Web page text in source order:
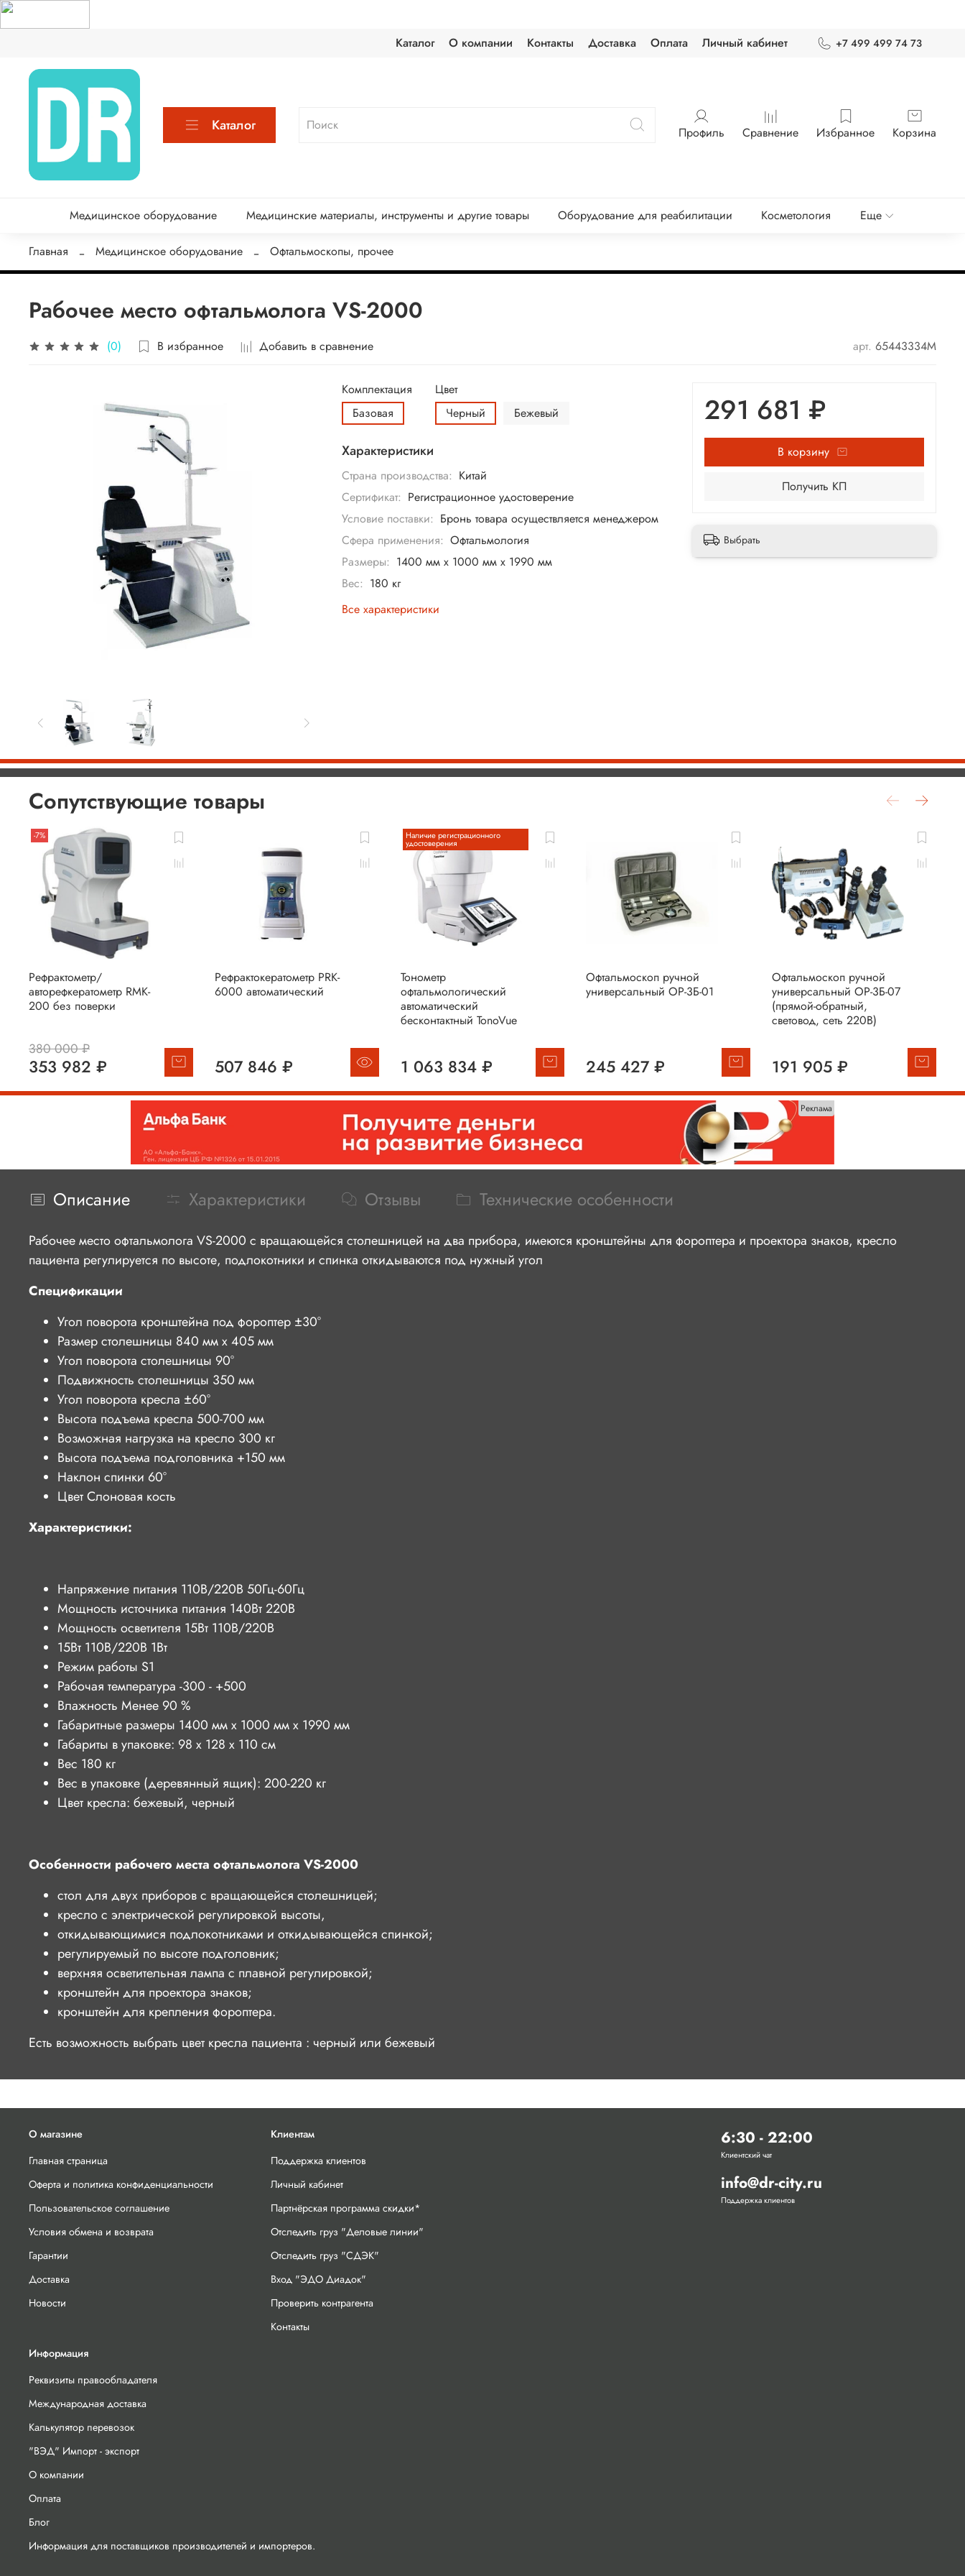
Каталог О компании Контакты Доставка Оплата Личный кабинет +7 499 499 74 73
Каталог Профиль Сравнение Избранное Корзина
Медицинское оборудование Медицинские материалы, инструменты и другие товары Оборудование для реабилитации Косметология Еще
Главная Медицинское оборудование Офтальмоскопы, прочее
Рабочее место офтальмолога VS-2000
(0) В избранное Добавить в сравнение арт. 65443334М
Комплектация
Базовая
Цвет
Черный
Бежевый
Характеристики
Страна производства: Китай
Сертификат: Регистрационное удостоверение
Условие поставки: Бронь товара осуществляется менеджером
Сфера применения: Офтальмология
Размеры: 1400 мм x 1000 мм x 1990 мм
Вес: 180 кг
Все характеристики
291 681 ₽
В корзину
Получить КП
Выбрать
Сопутствующие товары
-7%
Рефрактометр/
авторефкератометр RMK-
200 без поверки
380 000 ₽
353 982 ₽
Рефрактокератометр PRK-
6000 автоматический
507 846 ₽
Наличие регистрационного
удостоверения
Тонометр
офтальмологический
автоматический
бесконтактный TonoVue
1 063 834 ₽
Офтальмоскоп ручной
универсальный ОР-3Б-01
245 427 ₽
Офтальмоскоп ручной
универсальный ОР-3Б-07
(прямой-обратный,
световод, сеть 220В)
191 905 ₽
Реклама
Описание Характеристики Отзывы Технические особенности
Рабочее место офтальмолога VS-2000 с вращающейся столешницей на два прибора, имеются кронштейны для фороптера и проектора знаков, кресло
пациента регулируется по высоте, подлокотники и спинка откидываются под нужный угол
Спецификации
Угол поворота кронштейна под фороптер ±30°
Размер столешницы 840 мм x 405 мм
Угол поворота столешницы 90°
Подвижность столешницы 350 мм
Угол поворота кресла ±60°
Высота подъема кресла 500-700 мм
Возможная нагрузка на кресло 300 кг
Высота подъема подголовника +150 мм
Наклон спинки 60°
Цвет Слоновая кость
Характеристики:
Напряжение питания 110В/220В 50Гц-60Гц
Мощность источника питания 140Вт 220В
Мощность осветителя 15Вт 110В/220В
15Вт 110В/220В 1Вт
Режим работы S1
Рабочая температура -300 - +500
Влажность Менее 90 %
Габаритные размеры 1400 мм x 1000 мм x 1990 мм
Габариты в упаковке: 98 х 128 х 110 см
Вес 180 кг
Вес в упаковке (деревянный ящик): 200-220 кг
Цвет кресла: бежевый, черный
Особенности рабочего места офтальмолога VS-2000
стол для двух приборов с вращающейся столешницей;
кресло с электрической регулировкой высоты,
откидывающимися подлокотниками и откидывающейся спинкой;
регулируемый по высоте подголовник;
верхняя осветительная лампа с плавной регулировкой;
кронштейн для проектора знаков;
кронштейн для крепления фороптера.
Есть возможность выбрать цвет кресла пациента : черный или бежевый
О магазине
Главная страница
Оферта и политика конфиденциальности
Пользовательское соглашение
Условия обмена и возврата
Гарантии
Доставка
Новости
Клиентам
Поддержка клиентов
Личный кабинет
Партнёрская программа скидки*
Отследить груз "Деловые линии"
Отследить груз "СДЭК"
Вход "ЭДО Диадок"
Проверить контрагента
Контакты
Информация
Реквизиты правообладателя
Международная доставка
Калькулятор перевозок
"ВЭД" Импорт - экспорт
О компании
Оплата
Блог
Информация для поставщиков производителей и импортеров.
6:30 - 22:00
Клиентский чат
info@dr-city.ru
Поддержка клиентов